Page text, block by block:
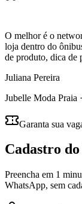
O melhor é o
loja dentro do
de produto, dica de
Juliana Pereira
Jubelle Moda Praia ·
Garanta sua
Cadastro
Preencha em 1
WhatsApp, sem